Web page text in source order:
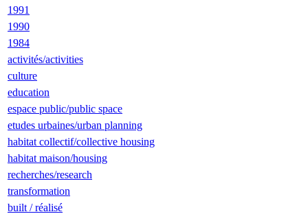
1991
1990
1984
activités/activities
culture
education
espace public/public space
etudes urbaines/urban planning
habitat collectif/collective housing
habitat maison/housing
recherches/research
transformation
built / réalisé